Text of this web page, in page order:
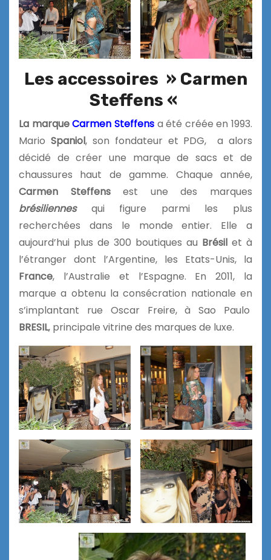
Les accessoires » Carmen
Steffens «
La marqueCarmen Steffensa été créée en 1993.
Mario Spaniol, son fondateur et PDG, a alors
décidé de créer une marque de sacs et de
chaussures haut de gamme. Chaque année,
Carmen Steffensest une des marques
brésiliennes
qui figure parmi les plus
recherchées dans le monde entier. Elle a
aujourd’hui plus de 300 boutiques au Brésil et à
l’étranger dont l’Argentine, les Etats-Unis, la
France, l’Australie et l’Espagne. En 2011, la
marque a obtenu la consécration nationale en
s’implantant rue Oscar Freire, à Sao Paulo
BRESIL, principale vitrine des marques de luxe.